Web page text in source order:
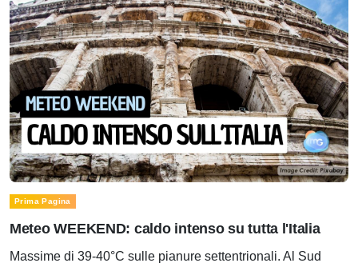
Prima Pagina
Meteo WEEKEND: caldo intenso su tutta l'Italia
Massime di 39-40°C sulle pianure settentrionali. Al Sud